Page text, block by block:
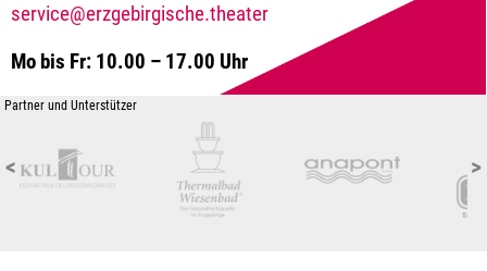
service@erzgebirgische.theater
Mo bis Fr: 10.00 – 17.00 Uhr
Partner und Unterstützer
< >